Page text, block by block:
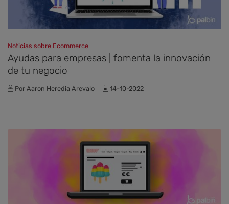
Noticias sobre Ecommerce
​Ayudas para empresas | fomenta la innovación
de tu negocio
Por Aaron Heredia Arevalo 14-10-2022